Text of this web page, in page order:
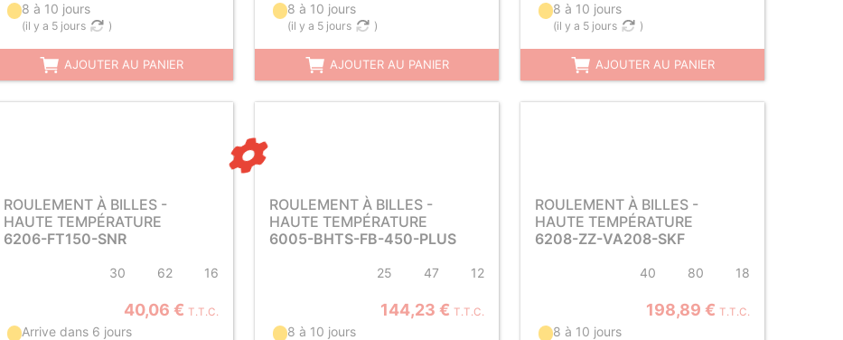
8 à 10 jours
(il y a 5 jours )
AJOUTER AU PANIER
8 à 10 jours
(il y a 5 jours )
AJOUTER AU PANIER
8 à 10 jours
(il y a 5 jours )
AJOUTER AU PANIER
ROULEMENT À BILLES -
HAUTE TEMPÉRATURE
6206-FT150-SNR
30 62 16
40,06 € T.T.C.
Arrive dans 6 jours
ROULEMENT À BILLES -
HAUTE TEMPÉRATURE
6005-BHTS-FB-450-PLUS
25 47 12
144,23 € T.T.C.
8 à 10 jours
ROULEMENT À BILLES -
HAUTE TEMPÉRATURE
6208-ZZ-VA208-SKF
40 80 18
198,89 € T.T.C.
8 à 10 jours